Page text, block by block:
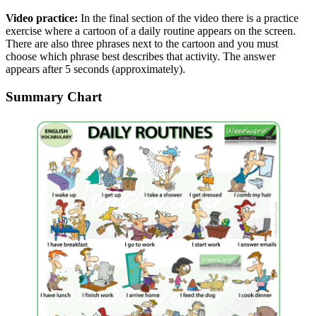
Video practice: In the final section of the video there is a practice
exercise where a cartoon of a daily routine appears on the screen.
There are also three phrases next to the cartoon and you must
choose which phrase best describes that activity. The answer
appears after 5 seconds (approximately).
Summary Chart